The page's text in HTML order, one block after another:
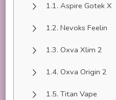
Aspire Gotek X
Nevoks Feelin
Oxva Xlim 2
Oxva Origin 2
Titan Vape